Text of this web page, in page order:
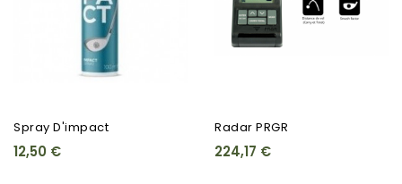
Spray D'impact
12,50 €
Radar PRGR
224,17 €